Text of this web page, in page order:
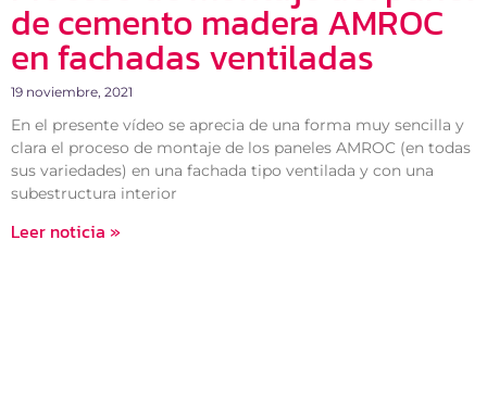
de cemento madera AMROC
en fachadas ventiladas
19 noviembre, 2021
En el presente vídeo se aprecia de una forma muy sencilla y
clara el proceso de montaje de los paneles AMROC (en todas
sus variedades) en una fachada tipo ventilada y con una
subestructura interior
Leer noticia »